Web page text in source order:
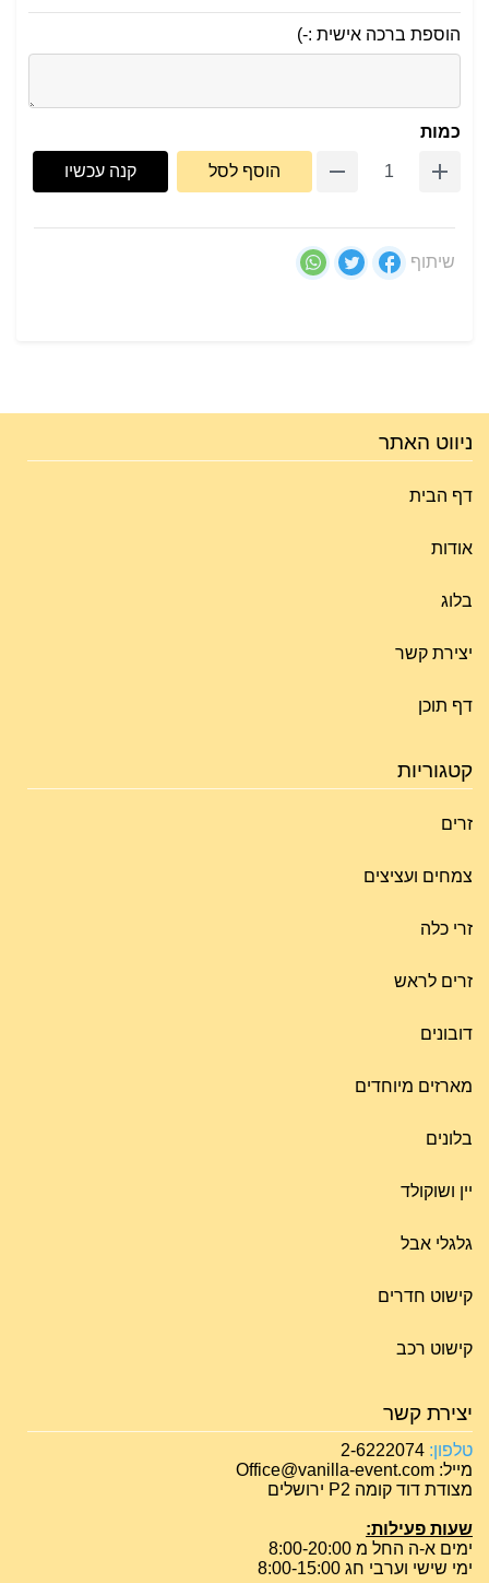
הוספת ברכה אישית :-)
כמות
הוסף לסל קנה עכשיו
שיתוף
ניווט האתר
דף הבית
אודות
בלוג
יצירת קשר
דף תוכן
קטגוריות
זרים
צמחים ועציצים
זרי כלה
זרים לראש
דובונים
מארזים מיוחדים
בלונים
יין ושוקולד
גלגלי אבל
קישוט חדרים
קישוט רכב
יצירת קשר
טלפון: 2-6222074
מייל: Office@vanilla-event.com
מצודת דוד קומה P2 ירושלים
שעות פעילות:
ימים א-ה החל מ 8:00-20:00
ימי שישי וערבי חג 8:00-15:00